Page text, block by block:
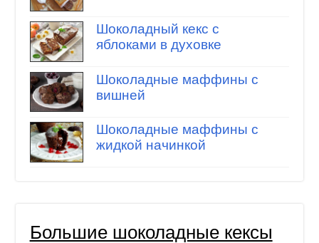
Шоколадный кекс с
яблоками в духовке
Шоколадные маффины с
вишней
Шоколадные маффины с
жидкой начинкой
Большие шоколадные кексы